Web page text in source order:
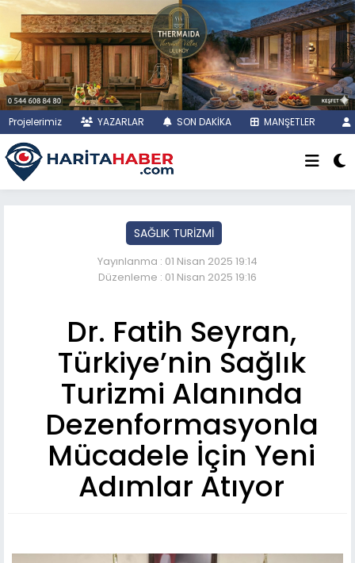
Projelerimiz YAZARLAR SON DAKİKA MANŞETLER
SAĞLIK TURİZMİ
Yayınlanma : 01 Nisan 2025 19:14
Düzenleme : 01 Nisan 2025 19:16
Dr. Fatih Seyran,
Türkiye’nin Sağlık
Turizmi Alanında
Dezenformasyonla
Mücadele İçin Yeni
Adımlar Atıyor